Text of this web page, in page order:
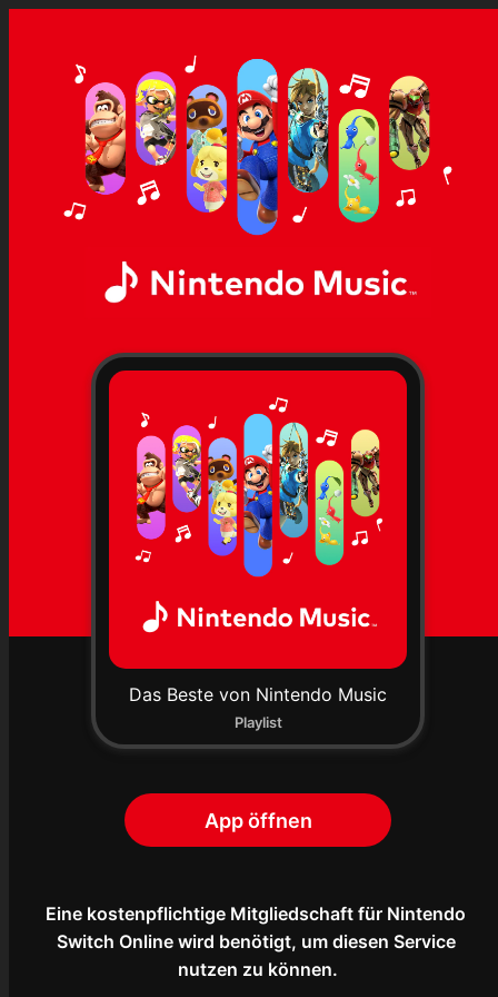
Das Beste von Nintendo Music
Playlist
App öffnen
Eine kostenpflichtige Mitgliedschaft für Nintendo
Switch Online wird benötigt, um diesen Service
nutzen zu können.